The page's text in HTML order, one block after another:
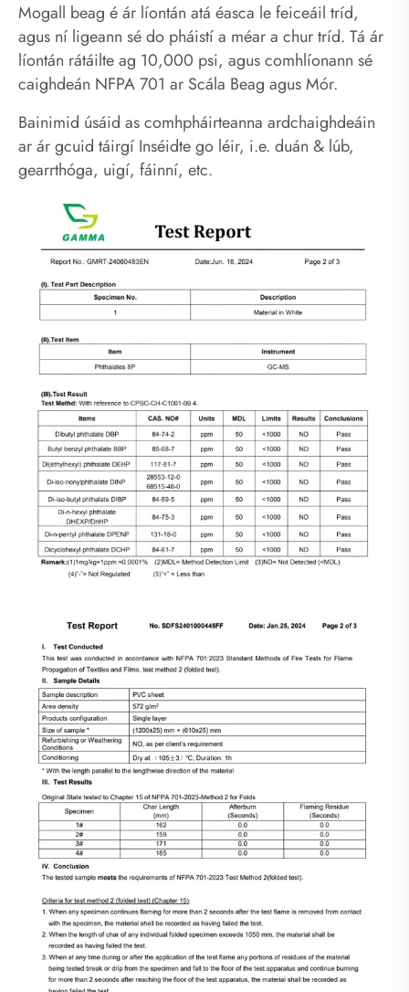
Mogall beag é ár líontán atá éasca le feiceáil tríd,
agus ní ligeann sé do pháistí a méar a chur tríd. Tá ár
líontán rátáilte ag 10,000 psi, agus comhlíonann sé
caighdeán NFPA 701 ar Scála Beag agus Mór.
Bainimid úsáid as comhpháirteanna ardchaighdeáin
ar ár gcuid táirgí Inséidte go léir, i.e. duán & lúb,
gearrthóga, uigí, fáinní, etc.